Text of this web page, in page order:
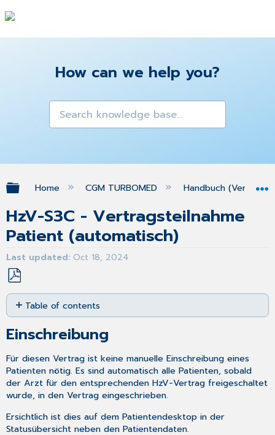
How can we help you?
Expand/collapse global hierarchy
Home CGM TURBOMED Handbuch (Version
HzV-S3C - Vertragsteilnahme
Patient (automatisch)
Last updated Oct 18, 2024
Save
as
PDF
Table of contents
Einschreibung
Für diesen Vertrag ist keine manuelle Einschreibung eines
Patienten nötig. Es sind automatisch alle Patienten, sobald
der Arzt für den entsprechenden HzV-Vertrag freigeschaltet
wurde, in den Vertrag eingeschrieben.
Ersichtlich ist dies auf dem Patientendesktop in der
Statusübersicht neben den Patientendaten.